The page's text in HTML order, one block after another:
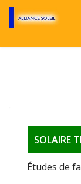
SOLAIRE
Études de